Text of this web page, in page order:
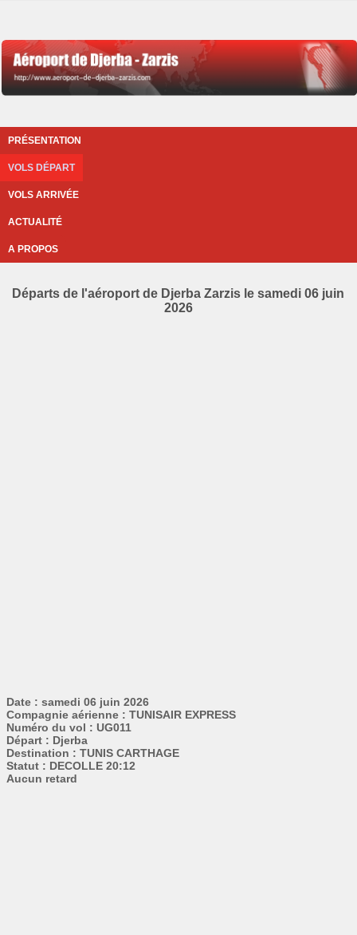
PRÉSENTATION
VOLS DÉPART
VOLS ARRIVÉE
ACTUALITÉ
A PROPOS
Départs de l'aéroport de Djerba Zarzis le samedi 06 juin
2026
Date : samedi 06 juin 2026
Compagnie aérienne : TUNISAIR EXPRESS
Numéro du vol : UG011
Départ : Djerba
Destination : TUNIS CARTHAGE
Statut : DECOLLE 20:12
Aucun retard